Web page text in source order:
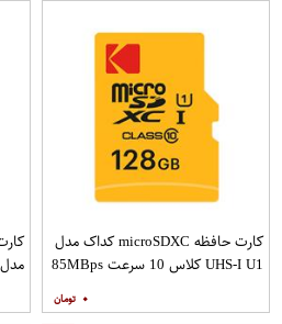
کارت حافظه microSDXC کداک مدل
UHS-I U1 کلاس 10 سرعت 85MBps
۰
512 گیگابایت